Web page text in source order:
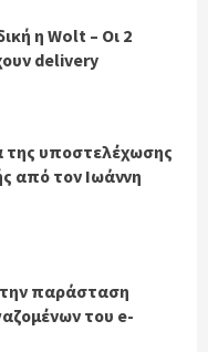
η Wolt – Οι 2
delivery
της υποστελέχωσης
από τον Ιωάννη
παράσταση
του e-